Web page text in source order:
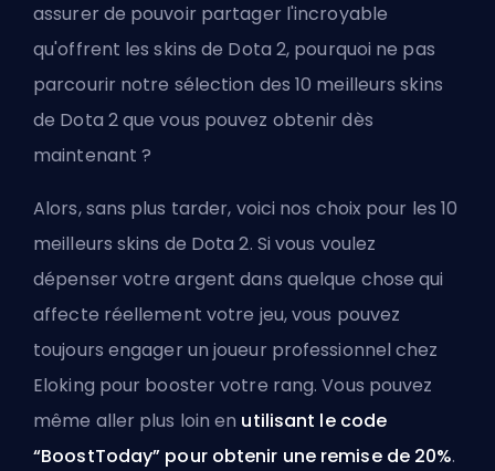
assurer de pouvoir partager l'incroyable
qu'offrent les skins de Dota 2, pourquoi ne pas
parcourir notre sélection des 10 meilleurs skins
de Dota 2 que vous pouvez obtenir dès
maintenant ?
Alors, sans plus tarder, voici nos choix pour les 10
meilleurs skins de Dota 2. Si vous voulez
dépenser votre argent dans quelque chose qui
affecte réellement votre jeu, vous pouvez
toujours engager un joueur professionnel chez
Eloking pour booster votre rang. Vous pouvez
même aller plus loin en utilisant le code
“BoostToday” pour obtenir une remise de 20%.